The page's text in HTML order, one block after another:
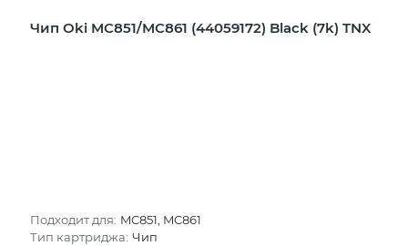
Чип Oki MC851/MC861 (44059172) Black (7k) TNX
Подходит для: MC851, MC861
Тип картриджа: Чип